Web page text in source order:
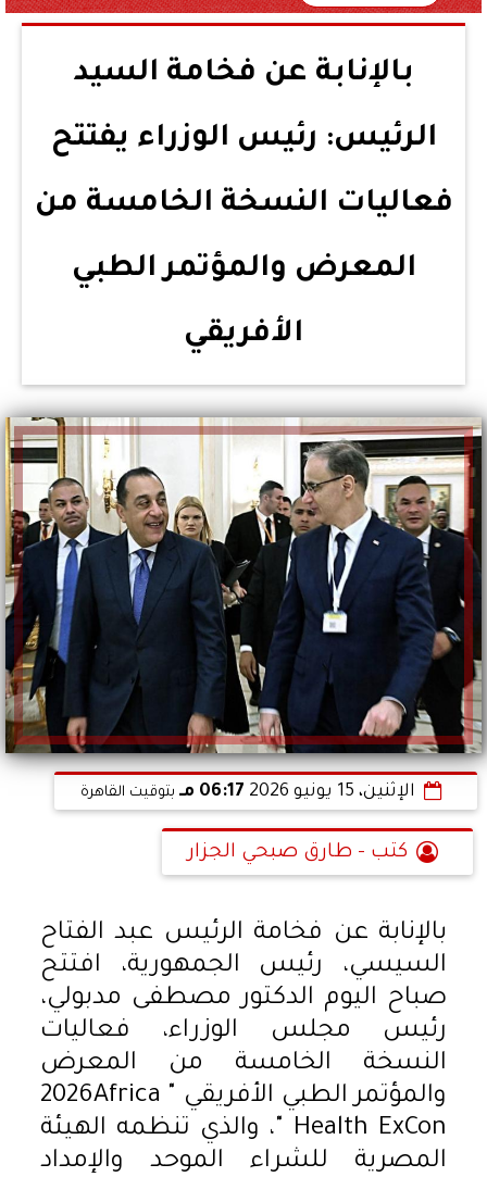
بالإنابة عن فخامة السيد
الرئيس: رئيس الوزراء يفتتح
فعاليات النسخة الخامسة من
المعرض والمؤتمر الطبي
الأفريقي
الإثنين، 15 يونيو 2026 06:17 مـ بتوقيت القاهرة
كتب - طارق صبحي الجزار
بالإنابة عن فخامة الرئيس عبد الفتاح
السيسي، رئيس الجمهورية، افتتح
صباح اليوم الدكتور مصطفى مدبولي،
رئيس مجلس الوزراء، فعاليات
النسخة الخامسة من المعرض
والمؤتمر الطبي الأفريقي " 2026Africa
Health ExCon "، والذي تنظمه الهيئة
المصرية للشراء الموحد والإمداد